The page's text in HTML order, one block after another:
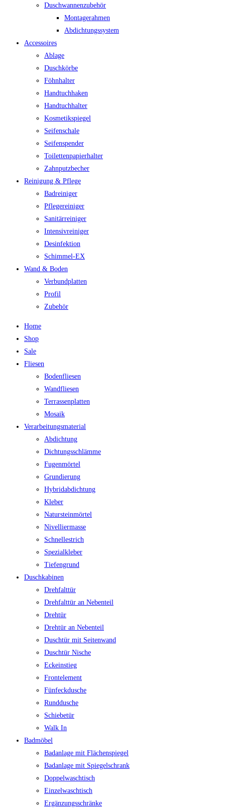
Duschwannenzubehör
Montagerahmen
Abdichtungssystem
Accessoires
Ablage
Duschkörbe
Föhnhalter
Handtuchhaken
Handtuchhalter
Kosmetikspiegel
Seifenschale
Seifenspender
Toilettenpapierhalter
Zahnputzbecher
Reinigung & Pflege
Badreiniger
Pflegereiniger
Sanitärreiniger
Intensivreiniger
Desinfektion
Schimmel-EX
Wand & Boden
Verbundplatten
Profil
Zubehör
Home
Shop
Sale
Fliesen
Bodenfliesen
Wandfliesen
Terrassenplatten
Mosaik
Verarbeitungsmaterial
Abdichtung
Dichtungsschlämme
Fugenmörtel
Grundierung
Hybridabdichtung
Kleber
Natursteinmörtel
Nivelliermasse
Schnellestrich
Spezialkleber
Tiefengrund
Duschkabinen
Drehfalttür
Drehfalttür an Nebenteil
Drehtür
Drehtür an Nebenteil
Duschtür mit Seitenwand
Duschtür Nische
Eckeinstieg
Frontelement
Fünfeckdusche
Runddusche
Schiebetür
Walk In
Badmöbel
Badanlage mit Flächenspiegel
Badanlage mit Spiegelschrank
Doppelwaschtisch
Einzelwaschtisch
Ergänzungsschränke